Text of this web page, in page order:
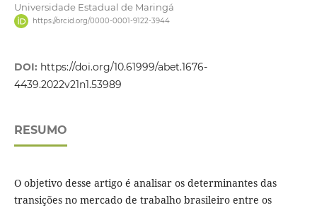
Universidade Estadual de Maringá
https://orcid.org/0000-0001-9122-3944
DOI: https://doi.org/10.61999/abet.1676-
4439.2022v21n1.53989
RESUMO
O objetivo desse artigo é analisar os determinantes das
transições no mercado de trabalho brasileiro entre os